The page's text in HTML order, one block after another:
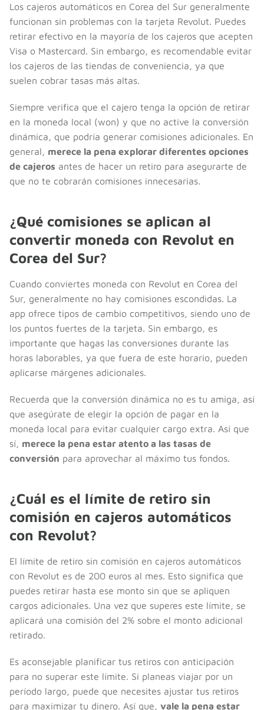
Los cajeros automáticos en Corea del Sur generalmente
funcionan sin problemas con la tarjeta Revolut. Puedes
retirar efectivo en la mayoría de los cajeros que acepten
Visa o Mastercard. Sin embargo, es recomendable evitar
los cajeros de las tiendas de conveniencia, ya que
suelen cobrar tasas más altas.
Siempre verifica que el cajero tenga la opción de retirar
en la moneda local (won) y que no active la conversión
dinámica, que podría generar comisiones adicionales. En
general, merece la pena explorar diferentes opciones
de cajeros antes de hacer un retiro para asegurarte de
que no te cobrarán comisiones innecesarias.
¿Qué comisiones se aplican al
convertir moneda con Revolut en
Corea del Sur?
Cuando conviertes moneda con Revolut en Corea del
Sur, generalmente no hay comisiones escondidas. La
app ofrece tipos de cambio competitivos, siendo uno de
los puntos fuertes de la tarjeta. Sin embargo, es
importante que hagas las conversiones durante las
horas laborables, ya que fuera de este horario, pueden
aplicarse márgenes adicionales.
Recuerda que la conversión dinámica no es tu amiga, así
que asegúrate de elegir la opción de pagar en la
moneda local para evitar cualquier cargo extra. Así que
sí, merece la pena estar atento a las tasas de
conversión para aprovechar al máximo tus fondos.
¿Cuál es el límite de retiro sin
comisión en cajeros automáticos
con Revolut?
El límite de retiro sin comisión en cajeros automáticos
con Revolut es de 200 euros al mes. Esto significa que
puedes retirar hasta ese monto sin que se apliquen
cargos adicionales. Una vez que superes este límite, se
aplicará una comisión del 2% sobre el monto adicional
retirado.
Es aconsejable planificar tus retiros con anticipación
para no superar este límite. Si planeas viajar por un
período largo, puede que necesites ajustar tus retiros
para maximizar tu dinero. Así que, vale la pena estar